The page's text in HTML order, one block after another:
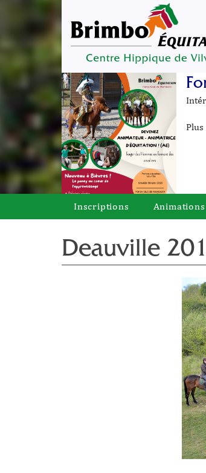
Inscriptions Animations
Deauville